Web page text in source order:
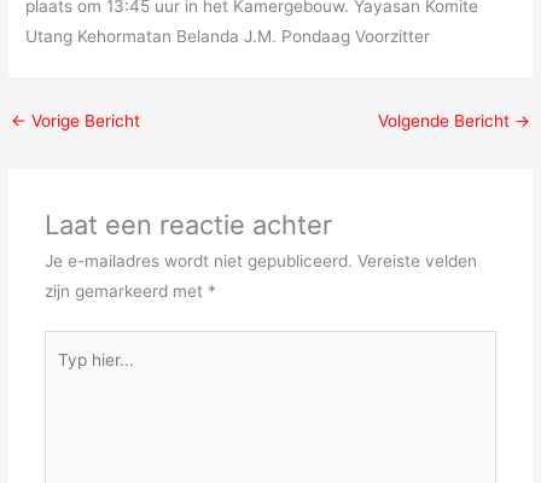
plaats om 13:45 uur in het Kamergebouw. Yayasan Komite
Utang Kehormatan Belanda J.M. Pondaag Voorzitter
← Vorige Bericht Volgende Bericht →
Laat een reactie achter
Je e-mailadres wordt niet gepubliceerd. Vereiste velden
zijn gemarkeerd met *
hier...